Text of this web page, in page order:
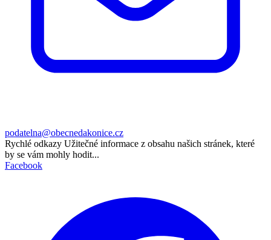
podatelna@obecnedakonice.cz
Rychlé odkazy Užitečné informace z obsahu našich stránek, které
by se vám mohly hodit...
Facebook